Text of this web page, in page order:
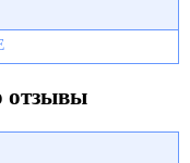
отзывы